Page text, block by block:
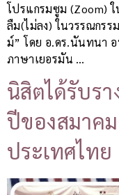
โปรแกรมซูม (Zoom) ใ
ลืม(ไม่ลง) ในวรรณกรร
ม์” โดย อ.ดร.นันทนา อ
ภาษาเยอรมัน …
นิสิตได้รับร
ปีของสมาค
ประเทศไทย